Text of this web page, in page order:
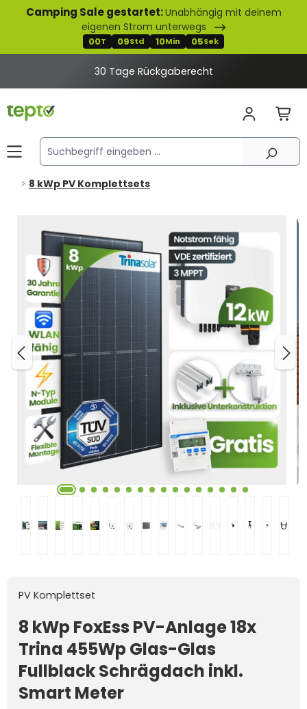
springen
Camping Sale gestartet:Unabhängig mit deinem
eigenen Strom unterwegs
00T 09Std 10Min 04Sek
30 Tage Rückgaberecht
8 kWp PV Komplettsets
PV Komplettset
8 kWp FoxEss PV-Anlage 18x
Trina 455Wp Glas-Glas
Fullblack Schrägdach inkl.
Smart Meter